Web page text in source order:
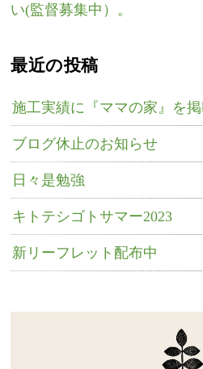
い(監督募集中）。
最近の投稿
施工実績に『ママの家』を掲
ブログ休止のお知らせ
日々是勉強
キトテシゴトサマー2023
新リーフレット配布中